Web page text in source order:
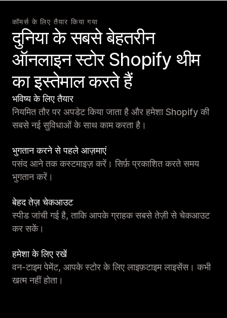
कॉमर्स के लिए तैयार किया गया
दुनिया के सबसे बेहतरीन
ऑनलाइन स्टोर Shopify थीम
का इस्तेमाल करते हैं
भविष्य के लिए तैयार
नियमित तौर पर अपडेट किया जाता है और हमेशा Shopify की
सबसे नई सुविधाओं के साथ काम करता है।
भुगतान करने से पहले आज़माएं
पसंद आने तक कस्टमाइज़ करें। सिर्फ़ प्रकाशित करते समय
भुगतान करें।
बेहद तेज़ चेकआउट
स्पीड जांची गई है, ताकि आपके ग्राहक सबसे तेज़ी से चेकआउट
कर सकें।
हमेशा के लिए रखें
वन-टाइम पेमेंट, आपके स्टोर के लिए लाइफ़टाइम लाइसेंस। कभी
खत्म नहीं होता।